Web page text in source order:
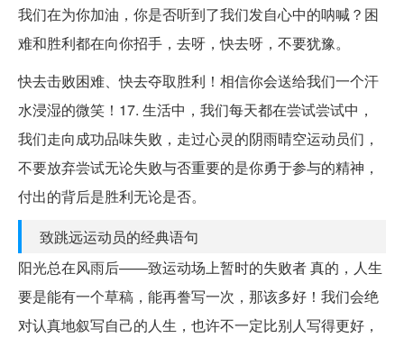
我们在为你加油，你是否听到了我们发自心中的呐喊？困
难和胜利都在向你招手，去呀，快去呀，不要犹豫。
快去击败困难、快去夺取胜利！相信你会送给我们一个汗
水浸湿的微笑！17. 生活中，我们每天都在尝试尝试中，
我们走向成功品味失败，走过心灵的阴雨晴空运动员们，
不要放弃尝试无论失败与否重要的是你勇于参与的精神，
付出的背后是胜利无论是否。
致跳远运动员的经典语句
阳光总在风雨后——致运动场上暂时的失败者 真的，人生
要是能有一个草稿，能再誊写一次，那该多好！我们会绝
对认真地叙写自己的人生，也许不一定比别人写得更好，